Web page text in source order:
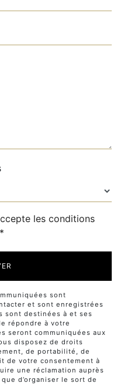
les conditions
sont
et sont enregistrées
sont destinées à et ses
répondre à votre
seront communiquées aux
disposez de droits
de portabilité, de
de votre consentement à
une réclamation auprès
d’organiser le sort de